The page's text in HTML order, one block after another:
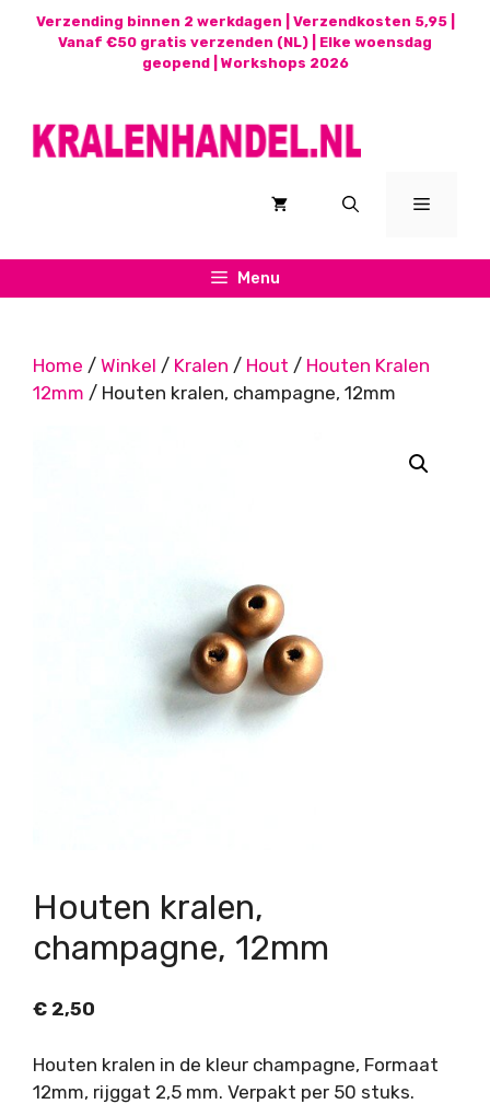
Verzending binnen 2 werkdagen | Verzendkosten 5,95 |
Vanaf €50 gratis verzenden (NL) | Elke woensdag
geopend | Workshops 2026
Menu
Menu
Home / Winkel / Kralen / Hout / Houten Kralen
12mm / Houten kralen, champagne, 12mm
Houten kralen,
champagne, 12mm
€ 2,50
Houten kralen in de kleur champagne, Formaat
12mm, rijggat 2,5 mm. Verpakt per 50 stuks.